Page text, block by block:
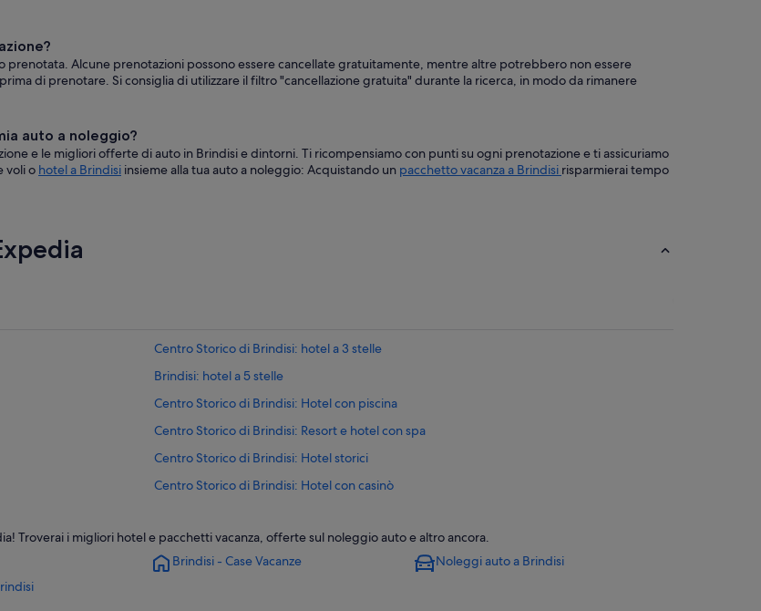
prenotata. Alcune prenotazioni possono essere cancellate gratuitamente, mentre altre potrebbero non essere
di prenotare. Si consiglia di utilizzare il filtro "cancellazione gratuita" durante la ricerca, in modo da rimanere
auto a noleggio?
e le migliori offerte di auto in Brindisi e dintorni. Ti ricompensiamo con punti su ogni prenotazione e ti assicuriamo
voli o hotel a Brindisi insieme alla tua auto a noleggio: Acquistando un pacchetto vacanza a Brindisi risparmierai tempo
Centro Storico di Brindisi: hotel a 3 stelle
Brindisi: hotel a 5 stelle
Centro Storico di Brindisi: Hotel con piscina
Centro Storico di Brindisi: Resort e hotel con spa
Centro Storico di Brindisi: Hotel storici
Centro Storico di Brindisi: Hotel con casinò
Brindisi: Hotel per famiglie
Brindisi: Hotel con palestra
Troverai i migliori hotel e pacchetti vacanza, offerte sul noleggio auto e altro ancora.
Brindisi - Case Vacanze
Noleggi auto a Brindisi